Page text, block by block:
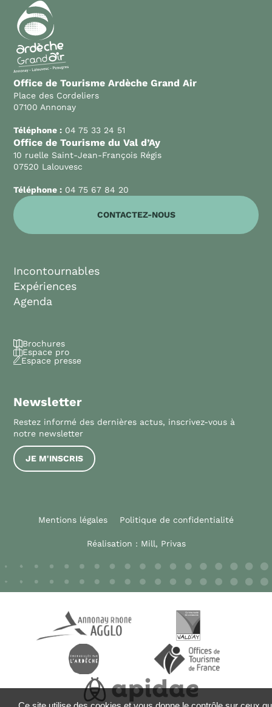
Office de Tourisme Ardèche Grand Air
Place des Cordeliers
07100 Annonay
Téléphone : 04 75 33 24 51
Office de Tourisme du Val d’Ay
10 ruelle Saint-Jean-François Régis
07520 Lalouvesc
Téléphone : 04 75 67 84 20
CONTACTEZ-NOUS
Incontournables
Expériences
Agenda
Brochures
Espace pro
Espace presse
Newsletter
Restez informé des dernières actus, inscrivez-vous à
notre newsletter
JE M'INSCRIS
Mentions légales Politique de confidentialité
Réalisation : Mill, Privas